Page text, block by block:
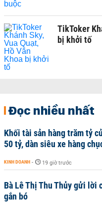
TikToker
bị khởi tố
Đọc nhiều nhất
Khối tài sản hàng trăm tỷ
50 tỷ, dàn siêu xe hàng
KINH DOANH - 19 giờ trước
Bà Lê Thị Thu Thủy gửi lời
gắn bó